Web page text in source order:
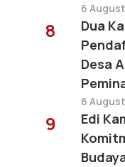
6
8
Dua
Desa
6
9
Edi